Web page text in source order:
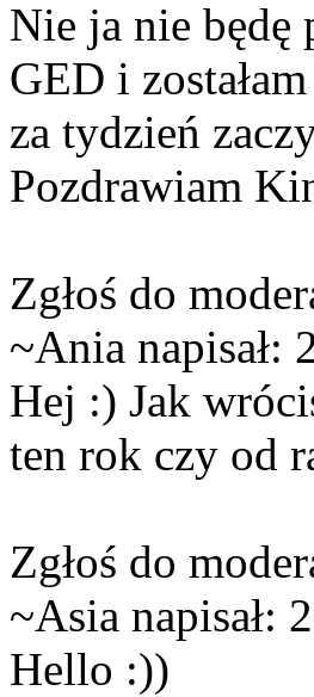
Nie ja nie będę
GED i
za tydzień
Pozdrawiam
Zgłoś do
~Ania napisał:
Hej :) Jak
ten rok czy od
Zgłoś do
~Asia napisał:
Hello :))